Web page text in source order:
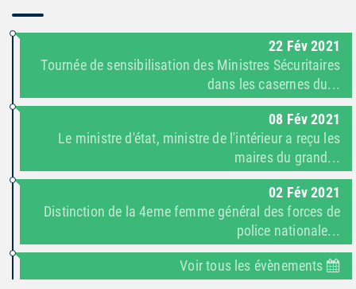
22 Fév 2021
Tournée de sensibilisation des Ministres Sécuritaires
dans les casernes du...
08 Fév 2021
Le ministre d'état, ministre de l'intérieur a reçu les
maires du grand...
02 Fév 2021
Distinction de la 4eme femme général des forces de
police nationale...
Voir tous les évènements